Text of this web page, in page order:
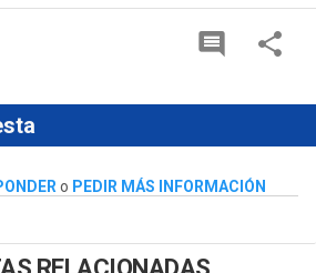
o PEDIR MÁS INFORMACIÓN